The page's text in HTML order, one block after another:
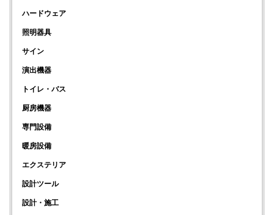
ハードウェア
照明器具
サイン
演出機器
トイレ・バス
厨房機器
専門設備
暖房設備
エクステリア
設計ツール
設計・施工